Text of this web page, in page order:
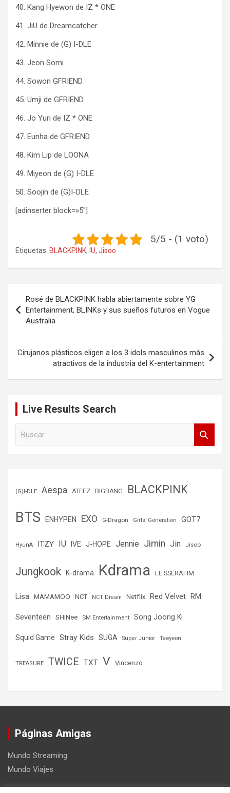
40. Kang Hyewon de IZ * ONE
41. JiU de Dreamcatcher
42. Minnie de (G) I-DLE
43. Jeon Somi
44. Sowon GFRIEND
45. Umji de GFRIEND
46. ​​Jo Yuri de IZ * ONE
47. Eunha de GFRIEND
48. Kim Lip de LOONA
49. Miyeon de (G) I-DLE
50. Soojin de (G)I-DLE
[adinserter block=»5″]
5/5 - (1 voto)
Etiquetas: BLACKPINK, IU, Jisoo
de
entradas
Rosé de BLACKPINK habla abiertamente sobre YG
Entertainment, BLINKs y sus sueños futuros en Vogue
Australia
Cirujanos plásticos eligen a los 3 idols masculinos más
atractivos de la industria del K-entertainment
Live Results Search
(G)I-DLE Aespa ATEEZ BIGBANG BLACKPINK
BTS ENHYPEN EXO G-Dragon Girls’ Generation GOT7
HyunA ITZY IU IVE J-HOPE Jennie Jimin Jin Jisoo
Jungkook K-drama Kdrama LE SSERAFIM
Lisa MAMAMOO NCT NCT Dream Netflix Red Velvet RM
Seventeen SHINee SM Entertainment Song Joong Ki
Squid Game Stray Kids SUGA Super Junior Taeyeon
TREASURE TWICE TXT V Vincenzo
Páginas Amigas
Mundo Streaming
Mundo Viajes